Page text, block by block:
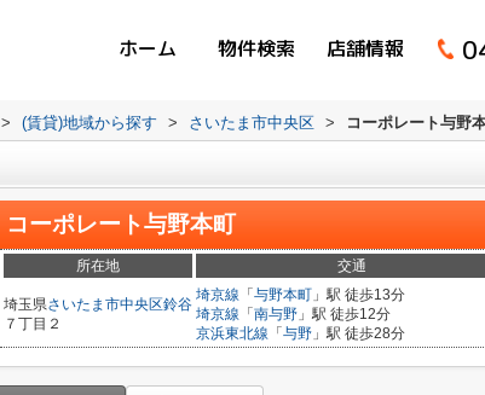
ホーム 物件検索 店舗情報
> (賃貸)地域から探す > さいたま市中央区 > コーポレート与野
コーポレート与野本町
所在地 交通
埼玉県さいたま市中央区鈴谷
７丁目２
埼京線 「 与野本町 」駅 徒歩13分
埼京線 「 南与野 」駅 徒歩12分
京浜東北線 「 与野 」駅 徒歩28分